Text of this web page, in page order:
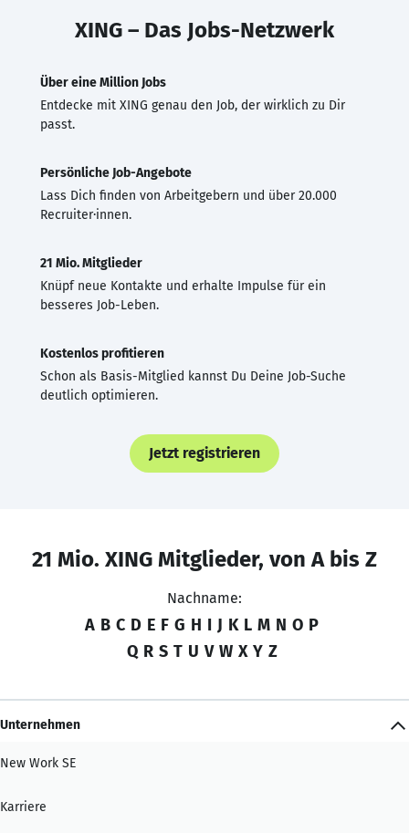
XING – Das Jobs-Netzwerk
Über eine Million Jobs
Entdecke mit XING genau den Job, der wirklich zu Dir
passt.
Persönliche Job-Angebote
Lass Dich finden von Arbeitgebern und über 20.000
Recruiter·innen.
21 Mio. Mitglieder
Knüpf neue Kontakte und erhalte Impulse für ein
besseres Job-Leben.
Kostenlos profitieren
Schon als Basis-Mitglied kannst Du Deine Job-Suche
deutlich optimieren.
Jetzt registrieren
21 Mio. XING Mitglieder, von A bis Z
Nachname:
A B C D E F G H I J K L M N O P
Q R S T U V W X Y Z
Unternehmen
New Work SE
Karriere